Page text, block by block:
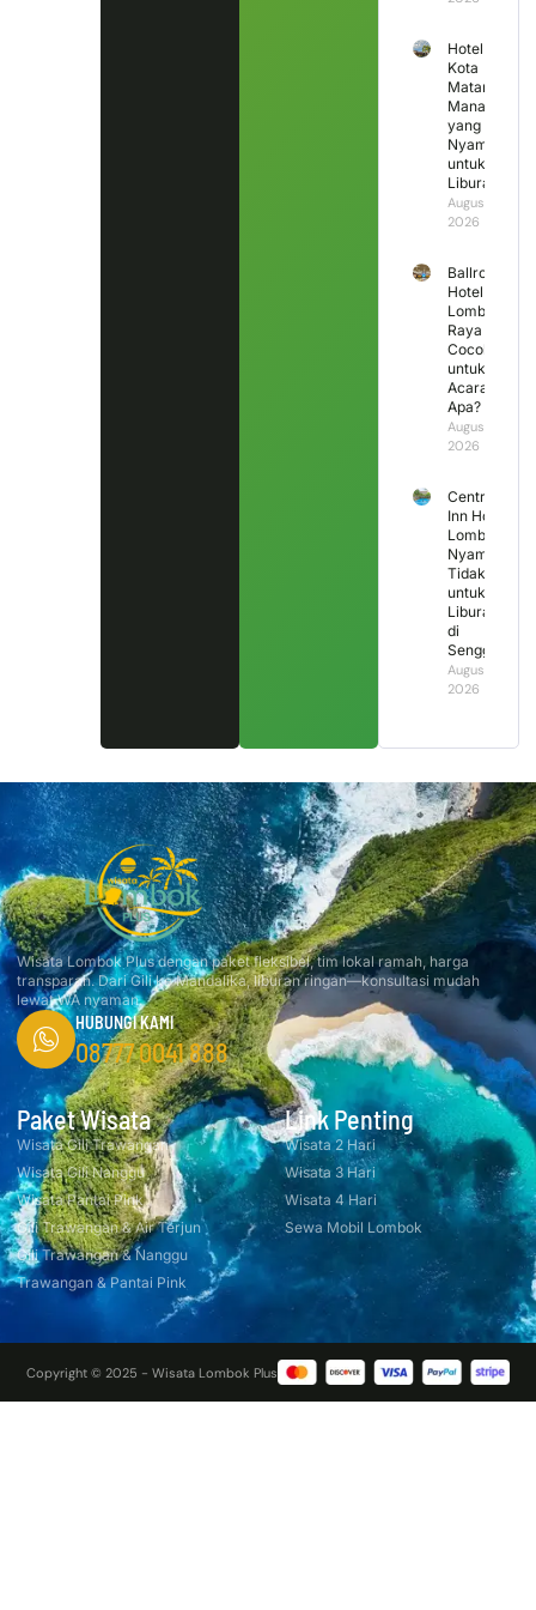
Hotel di
Kota
Mataram
Mana
yang
Nyaman
untuk
Liburan?
August 4,
2026
Ballroom
Hotel
Lombok
Raya
Cocok
untuk
Acara
Apa?
August 3,
2026
Central
Inn Hotel
Lombok,
Nyaman
Tidak
untuk
Liburan
di
Senggigi?
August 2,
2026
Wisata Lombok Plus dengan paket fleksibel, tim lokal ramah, harga
transparan. Dari Gili ke Mandalika, liburan ringan—konsultasi mudah
lewat WA nyaman.
HUBUNGI KAMI
08777 0041 888
Paket Wisata
Wisata Gili Trawangan
Wisata Gili Nanggu
Wisata Pantai Pink
Gili Trawangan & Air Terjun
Gili Trawangan & Nanggu
Trawangan & Pantai Pink
Link Penting
Wisata 2 Hari
Wisata 3 Hari
Wisata 4 Hari
Sewa Mobil Lombok
Copyright © 2025 - Wisata Lombok Plus